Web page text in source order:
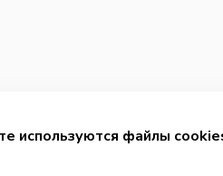
используются файлы